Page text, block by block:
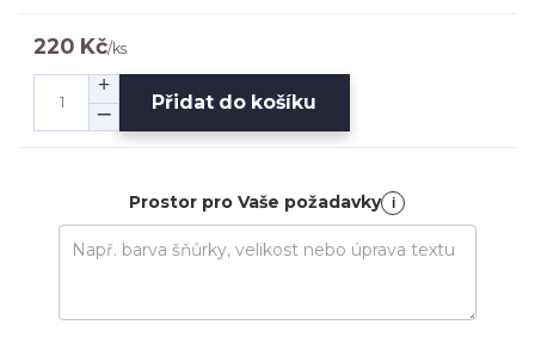
220 Kč/ks
Přidat do košíku
Prostor pro Vaše požadavky i